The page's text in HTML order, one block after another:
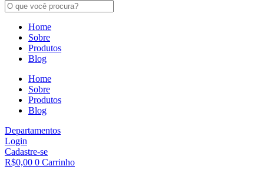
Home
Sobre
Produtos
Blog
Home
Sobre
Produtos
Blog
Departamentos
Login
Cadastre-se
R$0,00 0 Carrinho